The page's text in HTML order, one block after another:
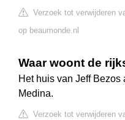
Verzoek tot verwijderen
op beaumonde.nl
Waar woont de
Het huis van Jeff
Medina.
Verzoek tot verwijderen